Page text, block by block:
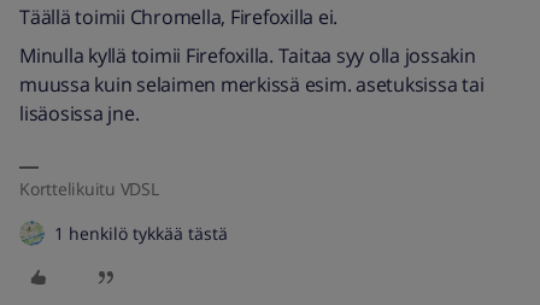
Täällä toimii Chromella, Firefoxilla ei.
Minulla kyllä toimii Firefoxilla. Taitaa syy olla jossakin
muussa kuin selaimen merkissä esim. asetuksissa tai
lisäosissa jne.
Korttelikuitu VDSL
1 henkilö tykkää tästä